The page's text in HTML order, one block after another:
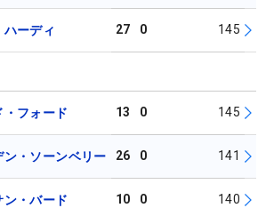
ハーディ 27 0 145
・フォード 13 0 145
ン・ソーンベリー 26 0 141
ン・バード 10 0 140